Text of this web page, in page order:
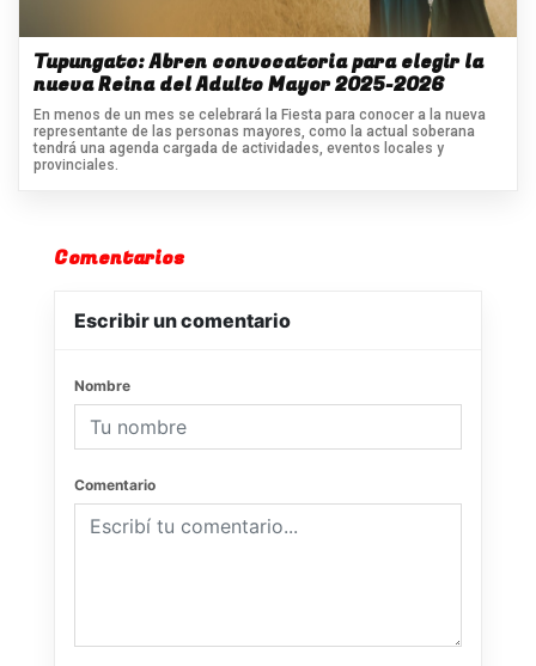
Tupungato: Abren convocatoria para elegir la
nueva Reina del Adulto Mayor 2025-2026
En menos de un mes se celebrará la Fiesta para conocer a la nueva
representante de las personas mayores, como la actual soberana
tendrá una agenda cargada de actividades, eventos locales y
provinciales.
Comentarios
Escribir un comentario
Nombre
Comentario